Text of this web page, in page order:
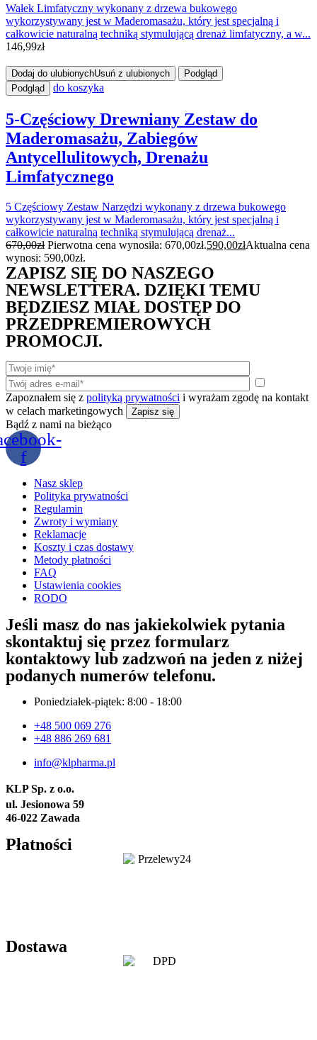
Wałek Limfatyczny wykonany z drzewa bukowego
wykorzystywany jest w Maderomasażu, który jest specjalną i
całkowicie naturalną techniką stymulującą drenaż limfatyczny, a w...
146,99zł
Dodaj do ulubionychUsuń z ulubionych
Podgląd
Podgląd
do koszyka
5-Częściowy Drewniany Zestaw do
Maderomasażu, Zabiegów
Antycellulitowych, Drenażu
Limfatycznego
5 Częściowy Zestaw Narzędzi wykonany z drzewa bukowego
wykorzystywany jest w Maderomasażu, który jest specjalną i
całkowicie naturalną techniką stymulującą drenaż...
670,00zł Pierwotna cena wynosiła: 670,00zł.590,00złAktualna cena
wynosi: 590,00zł.
ZAPISZ SIĘ DO NASZEGO
NEWSLETTERA. DZIĘKI TEMU
BĘDZIESZ MIAŁ DOSTĘP DO
PRZEDPREMIEROWYCH
PROMOCJI.
Zapoznałem się z polityką prywatności i wyrażam zgodę na kontakt
w celach marketingowych
Bądź z nami na bieżąco
f
Nasz sklep
Polityka prywatności
Regulamin
Zwroty i wymiany
Reklamacje
Koszty i czas dostawy
Metody płatności
FAQ
Ustawienia cookies
RODO
Jeśli masz do nas jakiekolwiek pytania
skontaktuj się przez formularz
kontaktowy lub zadzwoń na jeden z niżej
podanych numerów telefonu.
Poniedziałek-piątek: 8:00 - 18:00
+48 500 069 276
+48 886 269 681
info@klpharma.pl
KLP Sp. z o.o.
ul. Jesionowa 59
46-022 Zawada
Płatności
Dostawa